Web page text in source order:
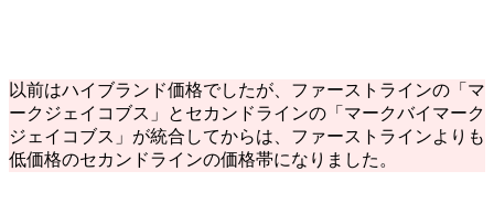
以前はハイブランド価格でしたが、ファーストラインの「マ
ークジェイコブス」とセカンドラインの「マークバイマーク
ジェイコブス」が統合してからは、ファーストラインよりも
低価格のセカンドラインの価格帯になりました。